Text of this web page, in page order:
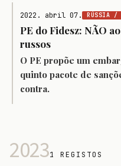
2022. abril 07. RÚSSIA /
PE do Fidesz: NÃO
russos
O PE propõe um
quinto pacote de
contra.
20231 REGISTOS